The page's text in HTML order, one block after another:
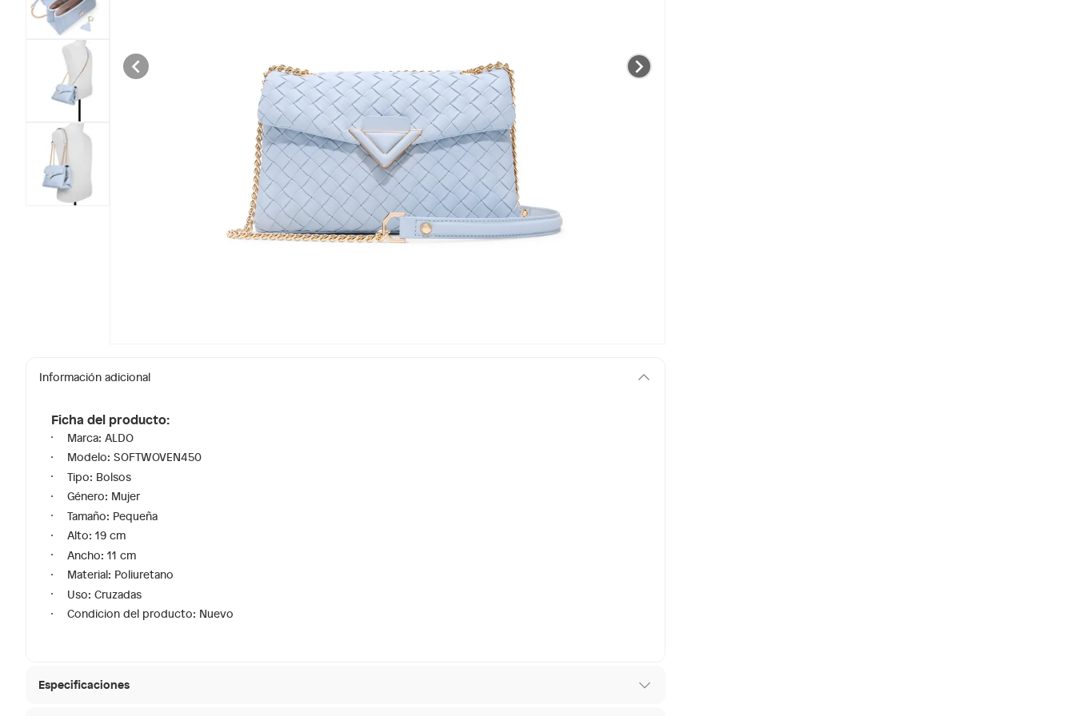
Información adicional
Ficha del producto:
Marca: ALDO
Modelo: SOFTWOVEN450
Tipo: Bolsos
Género: Mujer
Tamaño: Pequeña
Alto: 19 cm
Ancho: 11 cm
Material: Poliuretano
Uso: Cruzadas
Condicion del producto: Nuevo
Especificaciones